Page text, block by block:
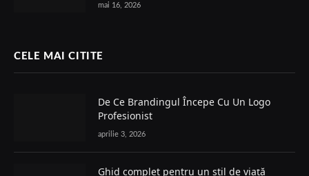
mai 16, 2026
CELE MAI CITITE
De Ce Brandingul Începe Cu Un Logo
Profesionist
aprilie 3, 2026
Ghid complet pentru un stil de viață